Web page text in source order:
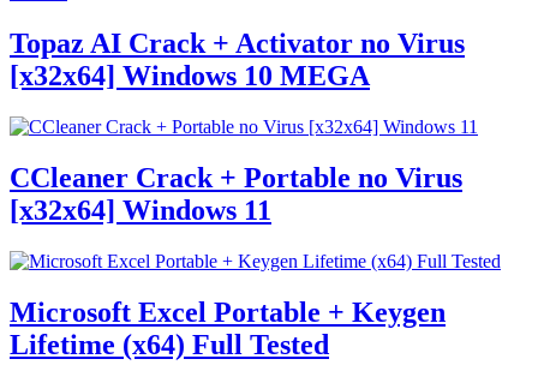
Topaz AI Crack + Activator no Virus
[x32x64] Windows 10 MEGA
CCleaner Crack + Portable no Virus
[x32x64] Windows 11
Microsoft Excel Portable + Keygen
Lifetime (x64) Full Tested